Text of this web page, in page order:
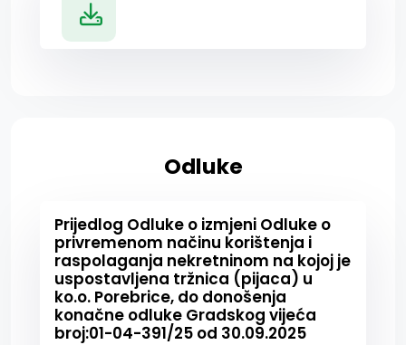
Odluke
Prijedlog Odluke o izmjeni Odluke o
privremenom načinu korištenja i
raspolaganja nekretninom na kojoj je
uspostavljena tržnica (pijaca) u
ko.o. Porebrice, do donošenja
konačne odluke Gradskog vijeća
broj:01-04-391/25 od 30.09.2025